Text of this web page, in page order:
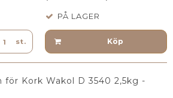
PÅ LAGER
st. Köp
för Kork Wakol D 3540 2,5kg -